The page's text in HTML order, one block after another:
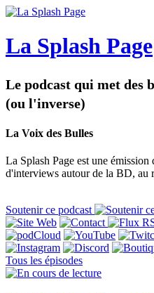
La Splash Page
Le podcast qui met des
(ou l'inverse)
La Voix des Bulles
La Splash Page est une émission
d'interviews autour de la BD, au
Soutenir ce podcast
Tous les épisodes